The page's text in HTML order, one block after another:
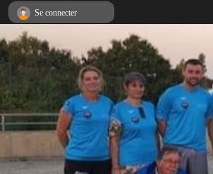
Se connecter
Panneau de gestion des cookies